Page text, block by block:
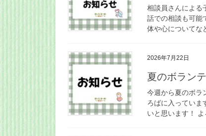
相談員さんによる
話での相談も可能
体や心について
2026年7月22日
夏のボラン
今週から夏のボ
ろばに入っていま
いと思います！